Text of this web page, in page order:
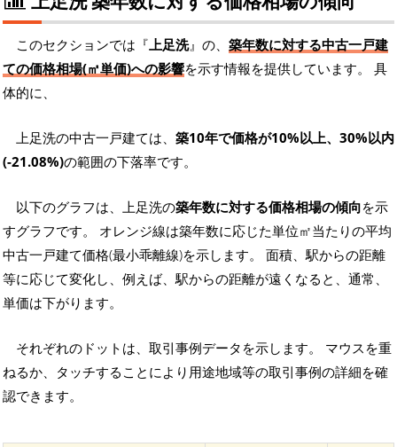
このセクションでは『上足洗』の、 築年数に対する中古一戸建
ての価格相場(㎡単価)への影響を示す情報を提供しています。 具
体的に、
上足洗の中古一戸建ては、 築10年で価格が10%以上、30%以内
(-21.08%)の範囲の下落率です。
以下のグラフは、上足洗の築年数に対する価格相場の傾向を示
すグラフです。 オレンジ線は築年数に応じた単位㎡当たりの平均
中古一戸建て価格(最小乖離線)を示します。 面積、駅からの距離
等に応じて変化し、例えば、駅からの距離が遠くなると、通常、
単価は下がります。
それぞれのドットは、取引事例データを示します。 マウスを重
ねるか、タッチすることにより用途地域等の取引事例の詳細を確
認できます。